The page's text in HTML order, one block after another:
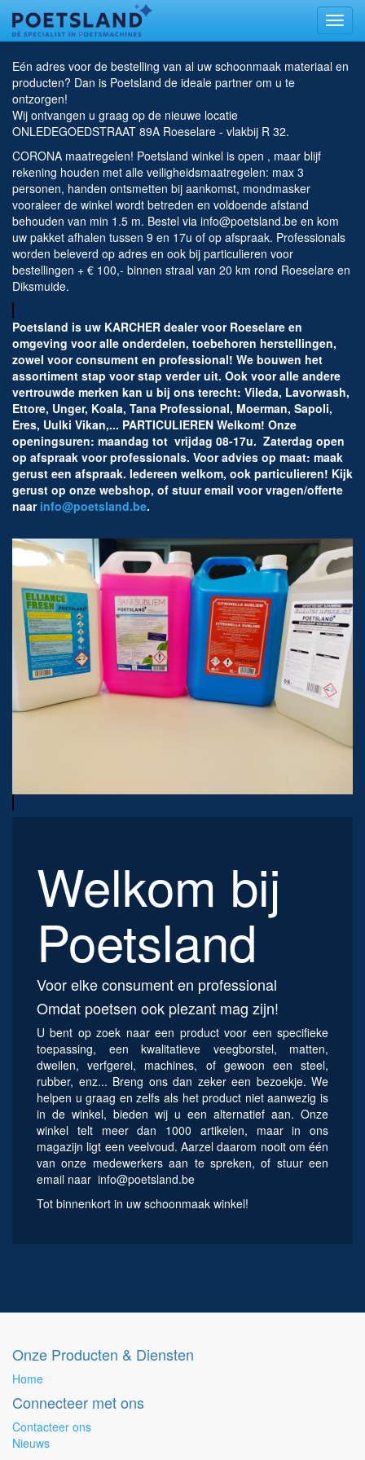
Eén adres voor de bestelling van al uw schoonmaak materiaal en
producten? Dan is Poetsland de ideale partner om u te
ontzorgen!
Wij ontvangen u graag op de nieuwe locatie
ONLEDEGOEDSTRAAT 89A Roeselare - vlakbij R 32.
CORONA maatregelen! Poetsland winkel is open , maar blijf
rekening houden met alle veiligheidsmaatregelen: max 3
personen, handen ontsmetten bij aankomst, mondmasker
vooraleer de winkel wordt betreden en voldoende afstand
behouden van min 1.5 m. Bestel via info@poetsland.be en kom
uw pakket afhalen tussen 9 en 17u of op afspraak. Professionals
worden beleverd op adres en ook bij particulieren voor
bestellingen + € 100,- binnen straal van 20 km rond Roeselare en
Diksmuide.
Poetsland is uw KARCHER dealer voor Roeselare en
omgeving voor alle onderdelen, toebehoren herstellingen,
zowel voor consument en professional! We bouwen het
assortiment stap voor stap verder uit. Ook voor alle andere
vertrouwde merken kan u bij ons terecht: Vileda, Lavorwash,
Ettore, Unger, Koala, Tana Professional, Moerman, Sapoli,
Eres, Uulki Vikan,... PARTICULIEREN Welkom! Onze
openingsuren: maandag tot vrijdag 08-17u. Zaterdag open
op afspraak voor professionals. Voor advies op maat: maak
gerust een afspraak. Iedereen welkom, ook particulieren! Kijk
gerust op onze webshop, of stuur email voor vragen/offerte
naar info@poetsland.be.
Welkom bij
Poetsland
Voor elke consument en professional
Omdat poetsen ook plezant mag zijn!
U bent op zoek naar een product voor een specifieke
toepassing, een kwalitatieve veegborstel, matten,
dweilen, verfgerei, machines, of gewoon een steel,
rubber, enz... Breng ons dan zeker een bezoekje. We
helpen u graag en zelfs als het product niet aanwezig is
in de winkel, bieden wij u een alternatief aan. Onze
winkel telt meer dan 1000 artikelen, maar in ons
magazijn ligt een veelvoud. Aarzel daarom nooit om één
van onze medewerkers aan te spreken, of stuur een
email naar info@poetsland.be
Tot binnenkort in uw schoonmaak winkel!
Onze Producten & Diensten
Home
Connecteer met ons
Contacteer ons
Nieuws